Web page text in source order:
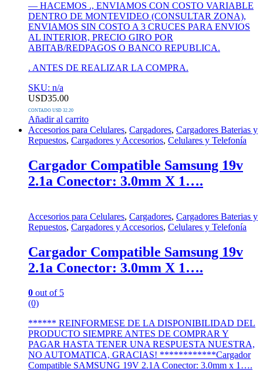
— HACEMOS ., ENVIAMOS CON COSTO VARIABLE
DENTRO DE MONTEVIDEO (CONSULTAR ZONA),
ENVIAMOS SIN COSTO A 3 CRUCES PARA ENVIOS
AL INTERIOR, PRECIO GIRO POR
ABITAB/REDPAGOS O BANCO REPUBLICA.
. ANTES DE REALIZAR LA COMPRA.
SKU: n/a
USD35.00
CONTADO USD 32.20
Añadir al carrito
Accesorios para Celulares, Cargadores, Cargadores Baterias y
Repuestos, Cargadores y Accesorios, Celulares y Telefonía
Cargador Compatible Samsung 19v
2.1a Conector: 3.0mm X 1….
Accesorios para Celulares, Cargadores, Cargadores Baterias y
Repuestos, Cargadores y Accesorios, Celulares y Telefonía
Cargador Compatible Samsung 19v
2.1a Conector: 3.0mm X 1….
0 out of 5
(0)
****** REINFORMESE DE LA DISPONIBILIDAD DEL
PRODUCTO SIEMPRE ANTES DE COMPRAR Y
PAGAR HASTA TENER UNA RESPUESTA NUESTRA,
NO AUTOMATICA, GRACIAS! ************Cargador
Compatible SAMSUNG 19V 2.1A Conector: 3.0mm x 1….